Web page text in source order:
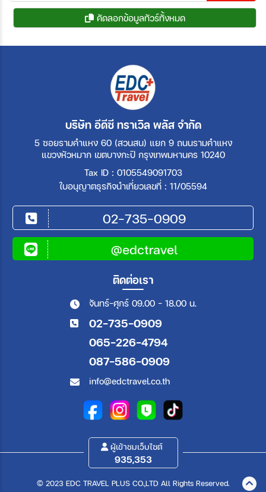
คัดลอกข้อมูลทัวร์ทั้งหมด
บริษัท อีดีซี ทราเวิล พลัส จำกัด
5 ซอยรามคำแหง 60 (สวนสน) แยก 9 ถนนรามคำแหง
แขวงหัวหมาก เขตบางกะปิ กรุงเทพมหานคร 10240
Tax ID : 0105549091703
ใบอนุญาตธุรกิจนำเที่ยวเลขที่ : 11/05594
02-735-0909
@edctravel
ติดต่อเรา
จันทร์-ศุกร์ 09.00 - 18.00 น.
02-735-0909
065-226-4794
087-586-0909
info@edctravel.co.th
ผู้เข้าชมเว็บไซต์
935,353
© 2023 EDC TRAVEL PLUS CO.,LTD All Rights Reserved.